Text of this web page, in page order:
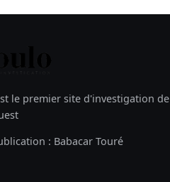
le premier site d'investigation de
: Babacar Touré